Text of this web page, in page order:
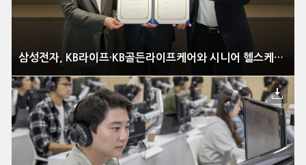
삼성전자, KB라이프·KB골든라이프케어와 시니어 헬스케어 혁신 선도